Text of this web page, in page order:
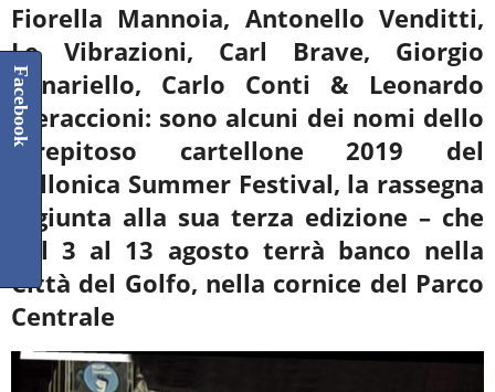
Fiorella Mannoia, Antonello Venditti,
Le Vibrazioni, Carl Brave, Giorgio
Panariello, Carlo Conti & Leonardo
Pieraccioni: sono alcuni dei nomi dello
strepitoso cartellone 2019 del
Follonica Summer Festival, la rassegna
– giunta alla sua terza edizione – che
dal 3 al 13 agosto terrà banco nella
Città del Golfo, nella cornice del Parco
Centrale
Facebook